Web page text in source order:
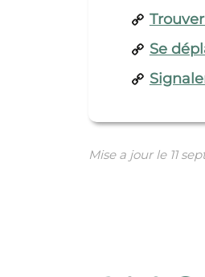
Se
Mise a jour le 11